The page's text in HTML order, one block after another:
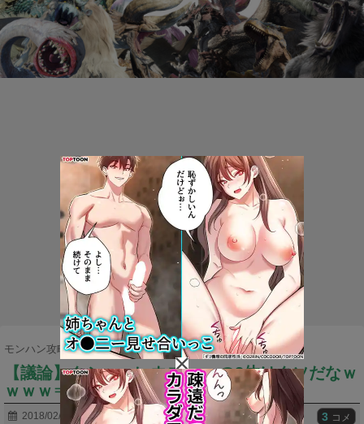
モンハン攻略まとめ隊 >ネタ・雑談 >
【議論】クシャ レウス ●●の3体はクソだなｗ
ｗｗｗ⇒閃光使えば楽やんｗｗｗｗｗ
2018/02/05 3 コメ